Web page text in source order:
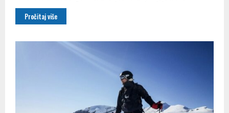
Pročitaj više